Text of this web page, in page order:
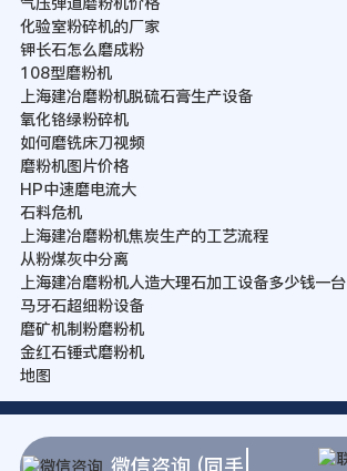
化验室粉碎机的厂家
钾长石怎么磨成粉
108型磨粉机
上海建冶磨粉机脱硫石膏生产设备
氧化铬绿粉碎机
如何磨铣床刀视频
磨粉机图片价格
HP中速磨电流大
石料危机
上海建冶磨粉机焦炭生产的工艺流程
从粉煤灰中分离
上海建冶磨粉机人造大理石加工设备多少钱一台
马牙石超细粉设备
磨矿机制粉磨粉机
金红石锤式磨粉机
地图